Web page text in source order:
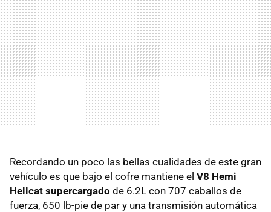
Recordando un poco las bellas cualidades de este gran
vehículo es que bajo el cofre mantiene el V8 Hemi
Hellcat supercargado de 6.2L con 707 caballos de
fuerza, 650 lb-pie de par y una transmisión automática